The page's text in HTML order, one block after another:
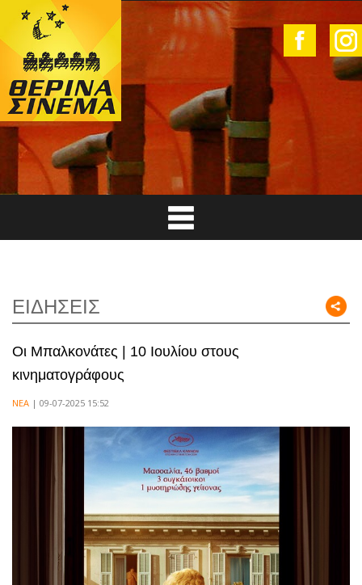
ΕΙΔΗΣΕΙΣ
Οι Μπαλκονάτες | 10 Ιουλίου στους
κινηματογράφους
ΝΕΑ | 09-07-2025 15:52